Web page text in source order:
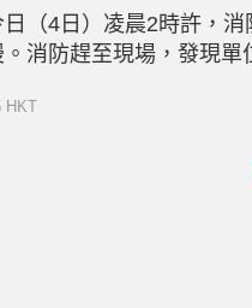
（4日）凌晨2時許，
消防趕至現場，發現
員將她送上救護車治理
至安全地方。 警方及
HKT